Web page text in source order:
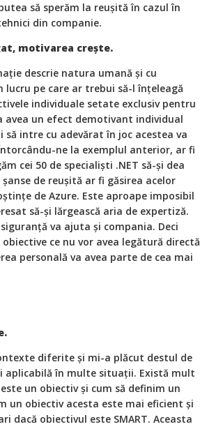
să sperăm la reușită în cazul în
din companie.
motivarea crește.
descrie natura umană și cu
pe care ar trebui să-l înțeleagă
individuale setate exclusiv pentru
un efect demotivant individual
intre cu adevărat în joc acestea va
ne la exemplul anterior, ar fi
cei 50 de specialiști .NET să-și dea
de reușită ar fi găsirea acelor
de Azure. Este aproape imposibil
să-și lărgească aria de expertiză.
va ajuta și compania. Deci
ce nu vor avea legătură directă
personală va avea parte de cea mai
diferite și mi-a plăcut destul de
aplicabilă în multe situații. Există mult
un obiectiv și cum să definim un
un obiectiv acesta este mai eficient și
dacă obiectivul este SMART. Aceasta